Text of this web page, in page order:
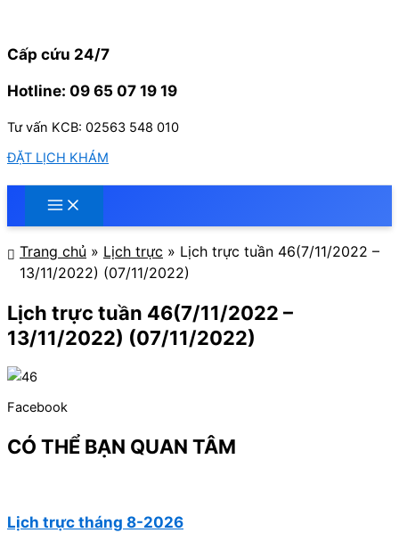
nội
Cấp cứu 24/7
Hotline: 09 65 07 19 19
Tư vấn KCB: 02563 548 010
ĐẶT LỊCH KHÁM
Trang chủ » Lịch trực » Lịch trực tuần 46(7/11/2022 –
13/11/2022) (07/11/2022)
Lịch trực tuần 46(7/11/2022 –
13/11/2022) (07/11/2022)
Facebook
CÓ THỂ BẠN QUAN TÂM
Lịch trực tháng 8-2026